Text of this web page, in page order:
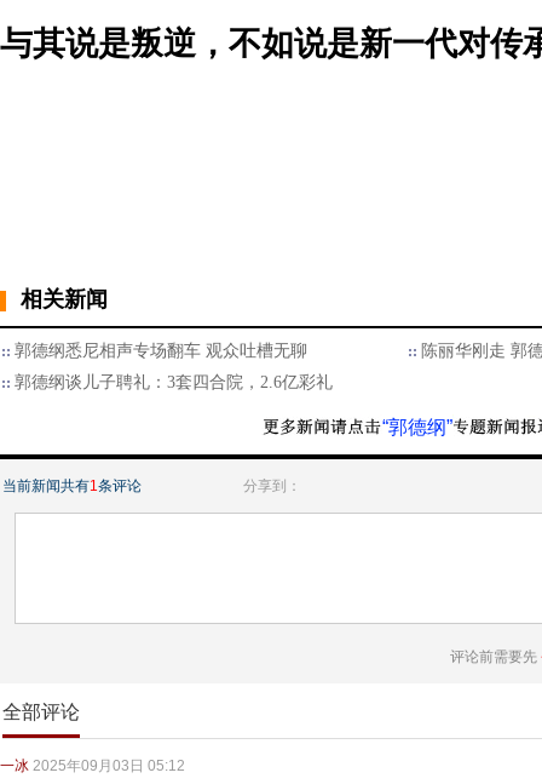
与其说是叛逆，不如说是新一代对传
相关新闻
郭德纲悉尼相声专场翻车 观众吐槽无聊
陈丽华刚走 郭
郭德纲谈儿子聘礼：3套四合院，2.6亿彩礼
“郭德纲”
当前新闻共有1条评论 分享到：
评论前需要先
全部评论
一冰 2025年09月03日 05:12